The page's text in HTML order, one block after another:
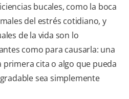
bucales, como la boca
del estrés cotidiano, y
de la vida son lo
como para causarla: una
cita o algo que pueda
sea simplemente